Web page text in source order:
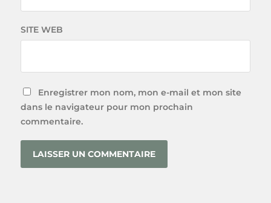
SITE WEB
Enregistrer mon nom, mon e-mail et mon site
dans le navigateur pour mon prochain
commentaire.